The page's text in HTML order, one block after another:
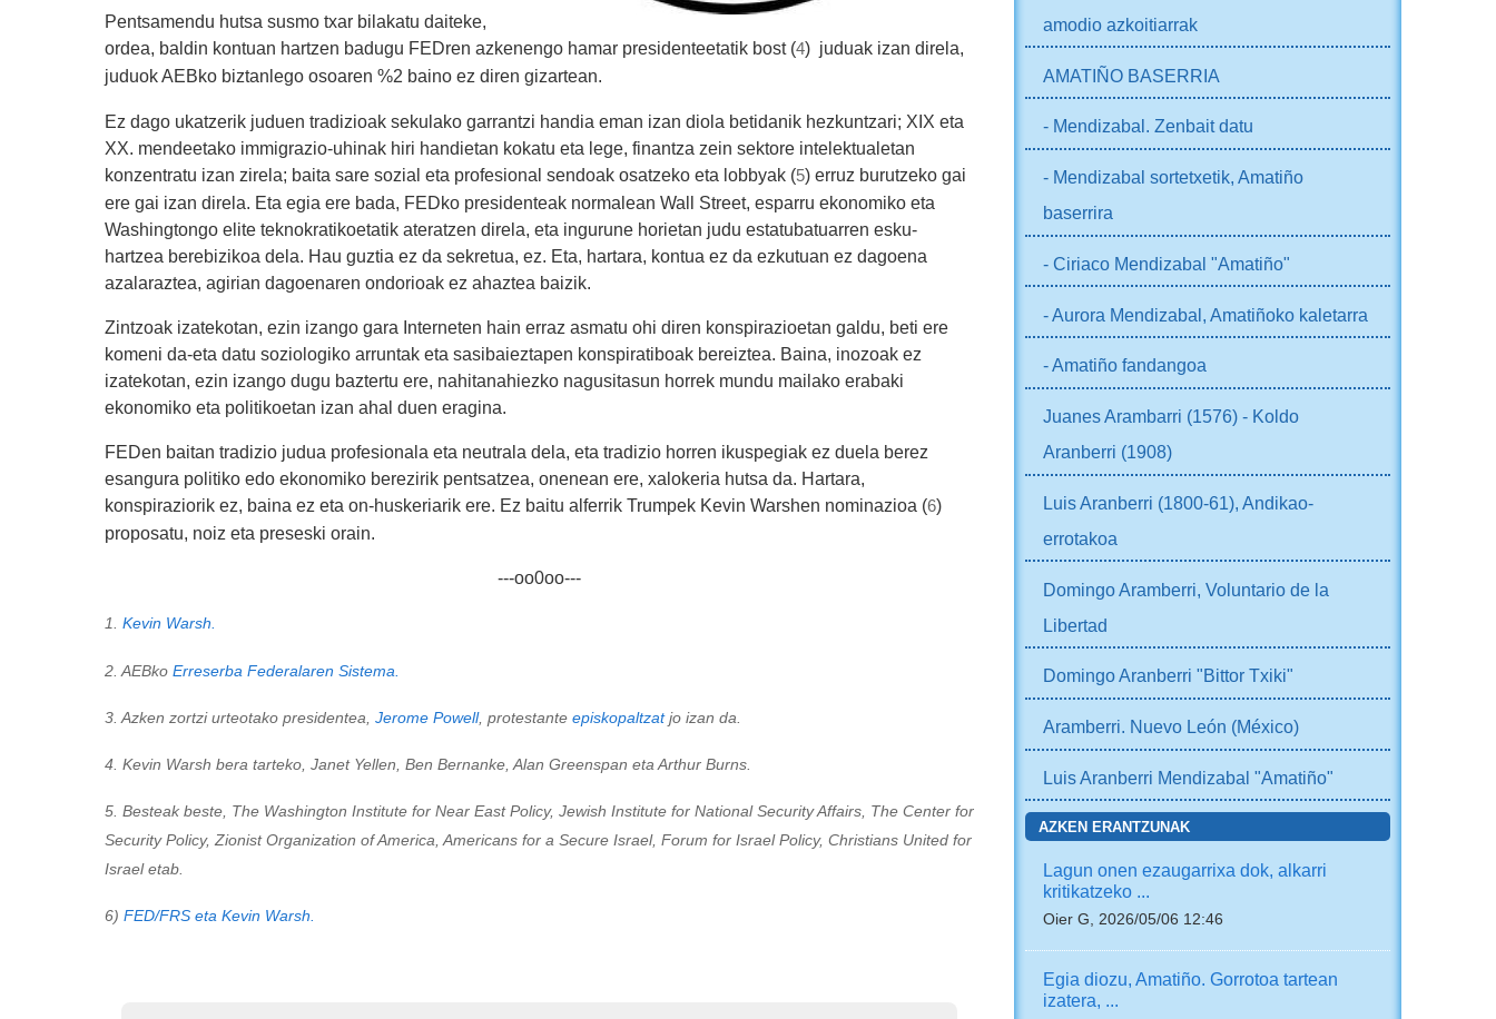
Pentsamendu hutsa susmo txar bilakatu daiteke,
ordea, baldin kontuan hartzen badugu FEDren azkenengo hamar presidenteetatik bost (4) juduak izan direla,
juduok AEBko biztanlego osoaren %2 baino ez diren gizartean.
Ez dago ukatzerik juduen tradizioak sekulako garrantzi handia eman izan diola betidanik hezkuntzari; XIX eta
XX. mendeetako immigrazio-uhinak hiri handietan kokatu eta lege, finantza zein sektore intelektualetan
konzentratu izan zirela; baita sare sozial eta profesional sendoak osatzeko eta lobbyak (5) erruz burutzeko gai
ere gai izan direla. Eta egia ere bada, FEDko presidenteak normalean Wall Street, esparru ekonomiko eta
Washingtongo elite teknokratikoetatik ateratzen direla, eta ingurune horietan judu estatubatuarren esku-
hartzea berebizikoa dela. Hau guztia ez da sekretua, ez. Eta, hartara, kontua ez da ezkutuan ez dagoena
azalaraztea, agirian dagoenaren ondorioak ez ahaztea baizik.
Zintzoak izatekotan, ezin izango gara Interneten hain erraz asmatu ohi diren konspirazioetan galdu, beti ere
komeni da-eta datu soziologiko arruntak eta sasibaieztapen konspiratiboak bereiztea. Baina, inozoak ez
izatekotan, ezin izango dugu baztertu ere, nahitanahiezko nagusitasun horrek mundu mailako erabaki
ekonomiko eta politikoetan izan ahal duen eragina.
FEDen baitan tradizio judua profesionala eta neutrala dela, eta tradizio horren ikuspegiak ez duela berez
esangura politiko edo ekonomiko berezirik pentsatzea, onenean ere, xalokeria hutsa da. Hartara,
konspiraziorik ez, baina ez eta on-huskeriarik ere. Ez baitu alferrik Trumpek Kevin Warshen nominazioa (6)
proposatu, noiz eta preseski orain.
---oo0oo---
1. Kevin Warsh.
2. AEBko Erreserba Federalaren Sistema.
3. Azken zortzi urteotako presidentea, Jerome Powell, protestante episkopaltzat jo izan da.
4. Kevin Warsh bera tarteko, Janet Yellen, Ben Bernanke, Alan Greenspan eta Arthur Burns.
5. Besteak beste, The Washington Institute for Near East Policy, Jewish Institute for National Security Affairs, The Center for
Security Policy, Zionist Organization of America, Americans for a Secure Israel, Forum for Israel Policy, Christians United for
Israel etab.
6) FED/FRS eta Kevin Warsh.
amodio azkoitiarrak
AMATIÑO BASERRIA
- Mendizabal. Zenbait datu
- Mendizabal sortetxetik, Amatiño
baserrira
- Ciriaco Mendizabal "Amatiño"
- Aurora Mendizabal, Amatiñoko kaletarra
- Amatiño fandangoa
Juanes Arambarri (1576) - Koldo
Aranberri (1908)
Luis Aranberri (1800-61), Andikao-
errotakoa
Domingo Aramberri, Voluntario de la
Libertad
Domingo Aranberri "Bittor Txiki"
Aramberri. Nuevo León (México)
Luis Aranberri Mendizabal "Amatiño"
AZKEN ERANTZUNAK
Lagun onen ezaugarrixa dok, alkarri
kritikatzeko ...
Oier G, 2026/05/06 12:46
Egia diozu, Amatiño. Gorrotoa tartean
izatera, ...